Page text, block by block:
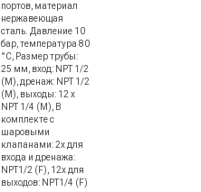
портов, материал
нержавеющая
сталь. Давление 10
бар, температура 80
°C, Размер трубы:
25 мм, вход: NPT 1/2
(M), дренаж: NPT 1/2
(M), выходы: 12 x
NPT 1/4 (M), В
комплекте с
шаровыми
клапанами: 2х для
входа и дренажа:
NPT1/2 (F), 12х для
выходов: NPT1/4 (F)